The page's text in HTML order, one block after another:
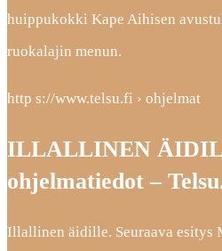
huippukokki Kape Aihisen
ruokalajin menun.
http s://www.telsu.fi › ohjelmat
ILLALLINEN
ohjelmatiedot –
Illallinen äidille. Seuraava esitys